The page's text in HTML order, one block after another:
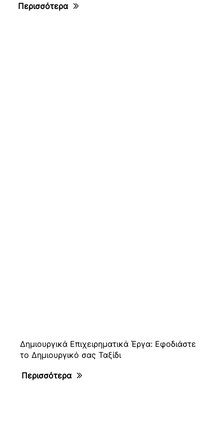
Περισσότερα
Δημιουργικά Επιχειρηματικά Έργα: Εφοδιάστε
το Δημιουργικό σας Ταξίδι
Περισσότερα